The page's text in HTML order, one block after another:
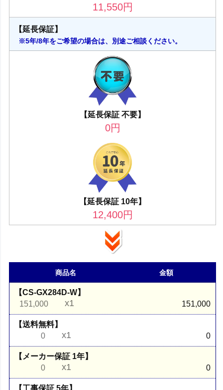
11,550円
【延長保証】
※5年/8年をご希望の場合は、別途ご相談ください。
【延長保証 不要】
0円
【延長保証 10年】
12,400円
商品名 金額
【CS-GX284D-W】
151,000
x1 151,000
【送料無料】
0
x1 0
【メーカー保証 1年】
0
x1 0
【工事保証 5年】